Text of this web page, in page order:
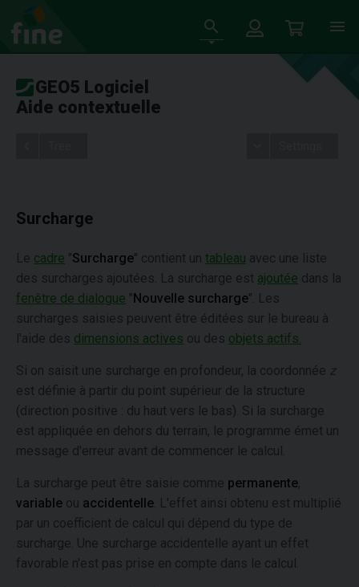
GEO5 Logiciel
Aide contextuelle
Surcharge
Le cadre "Surcharge" contient un tableau avec une liste
des surcharges ajoutées. La surcharge est ajoutée dans la
fenêtre de dialogue "Nouvelle surcharge". Les
surcharges saisies peuvent être éditées sur le bureau à
l'aide des dimensions actives ou des objets actifs.
Si on saisit une surcharge en profondeur, la coordonnée z
est définie à partir du point supérieur de la structure
(direction positive : du haut vers le bas). Si la surcharge
est appliquée en dehors du terrain, le programme émet un
message d'erreur avant de commencer le calcul.
La surcharge peut être saisie comme permanente,
variable ou accidentelle . L'effet ainsi obtenu est multiplié
par un coefficient de calcul qui dépend du type de
surcharge. Une surcharge accidentelle ayant un effet
favorable n'est pas prise en compte dans le calcul.